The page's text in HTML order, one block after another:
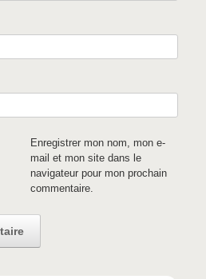
Enregistrer mon nom, mon e-
mail et mon site dans le
navigateur pour mon prochain
commentaire.